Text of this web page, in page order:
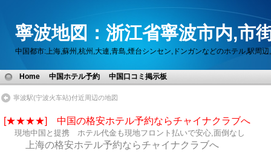
寧波地図：浙江省寧波市内,市
中国都市:上海,蘇州,杭州,大連,青島,煙台シンセン,ドンガンなどのホテル,駅周
Home 中国ホテル予約 中国口コミ掲示板
寧波駅(宁波火车站)付近周辺の地図
[★★★★] 中国の格安ホテル予約ならチャイナクラブへ
現地中国と提携 ホテル代金も現地フロント払いで安心,面倒なし
上海の格安ホテル予約ならチャイナクラブへ